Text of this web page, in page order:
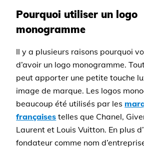
Pourquoi utiliser un logo
monogramme
Il y a plusieurs raisons pourquoi
d’avoir un logo monogramme.
peut apporter une petite touche
image de marque. Les logos
beaucoup été utilisés par les
françaises telles que Chanel,
Laurent et Louis Vuitton. En plus
fondateur comme nom